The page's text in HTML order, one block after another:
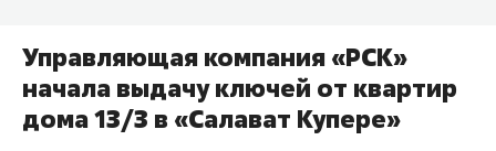
Управляющая компания «РСК»
начала выдачу ключей от квартир
дома 13/3 в «Салават Купере»